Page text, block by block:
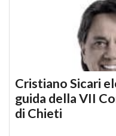
Cristiano Sicari
guida della VII
di Chieti